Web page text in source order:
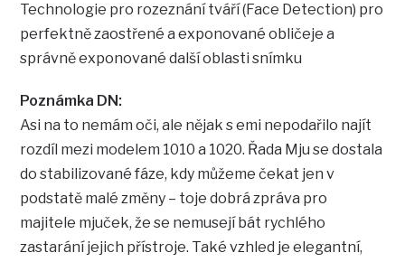
Technologie pro rozeznání tváří (Face Detection) pro
perfektně zaostřené a exponované obličeje a
správně exponované další oblasti snímku
Poznámka DN:
Asi na to nemám oči, ale nějak s emi nepodařilo najít
rozdíl mezi modelem 1010 a 1020. Řada Mju se dostala
do stabilizované fáze, kdy můžeme čekat jen v
podstatě malé změny – toje dobrá zpráva pro
majitele mjuček, že se nemusejí bát rychlého
zastarání jejich přístroje. Také vzhled je elegantní,